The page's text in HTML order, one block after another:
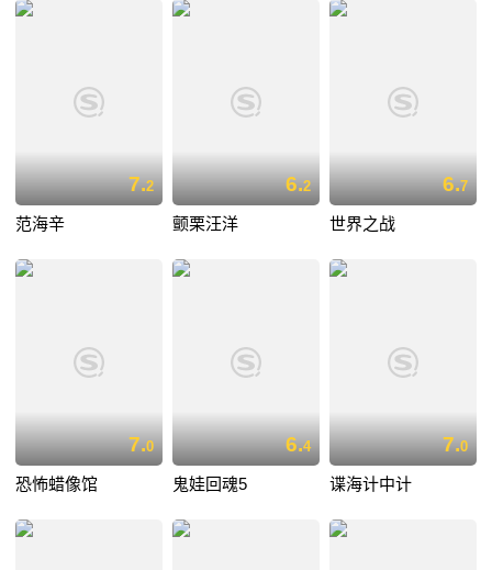
7.2
范海辛
6.2
颤栗汪洋
6.7
世界之战
7.0
恐怖蜡像馆
6.4
鬼娃回魂5
7.0
谍海计中计